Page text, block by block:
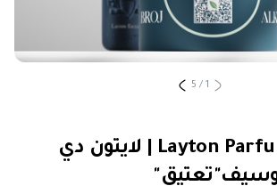
1
/
5
Layton Parfums de Marly | لايتون دي